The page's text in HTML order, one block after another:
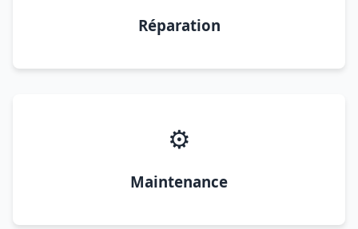
Réparation
⚙️
Maintenance